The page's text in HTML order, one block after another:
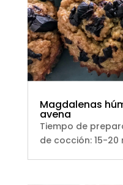
Magdalenas
avena
Tiempo de
de cocción: 15-20